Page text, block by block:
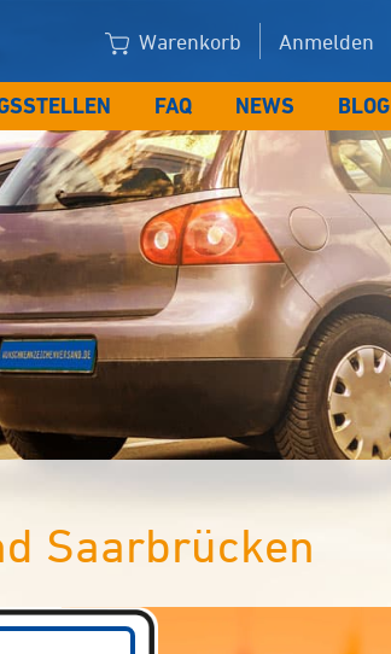
Warenkorb Anmelden
FAQ NEWS BLOG
Saarbrücken